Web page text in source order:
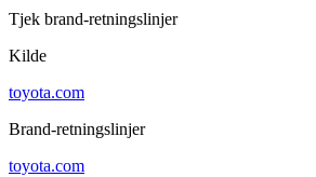
Tjek brand-retningslinjer
Kilde
toyota.com
Brand-retningslinjer
toyota.com